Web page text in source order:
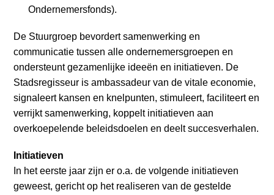
Ondernemersfonds).
De Stuurgroep bevordert samenwerking en
communicatie tussen alle ondernemersgroepen en
ondersteunt gezamenlijke ideeën en initiatieven. De
Stadsregisseur is ambassadeur van de vitale economie,
signaleert kansen en knelpunten, stimuleert, faciliteert en
verrijkt samenwerking, koppelt initiatieven aan
overkoepelende beleidsdoelen en deelt succesverhalen.
Initiatieven
In het eerste jaar zijn er o.a. de volgende initiatieven
geweest, gericht op het realiseren van de gestelde